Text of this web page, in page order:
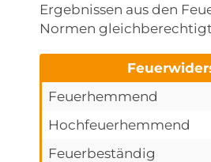
Ergebnissen aus den
Normen
Feuerhemmend
Hochfeuerhemmend
Feuerbeständig